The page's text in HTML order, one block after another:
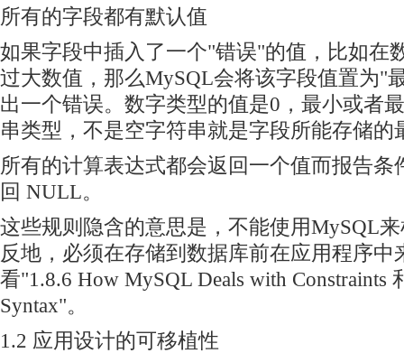
所有的字段都有默认值
如果字段中插入了一个"错误"的值，比如在
过大数值，那么MySQL会将该字段值置为"
出一个错误。数字类型的值是0，最小或者
串类型，不是空字符串就是字段所能存储的
所有的计算表达式都会返回一个值而报告条
回 NULL。
这些规则隐含的意思是，不能使用MySQL
反地，必须在存储到数据库前在应用程序中
看"1.8.6 How MySQL Deals with Constraints
Syntax"。
1.2 应用设计的可移植性